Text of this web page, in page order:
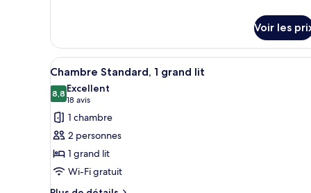
très
grand
lit
(Mobility,
Accessible
Tub)
de
chambre
Chambre
1
très
grand
lit
(Mobility,
Accessible
Tub)
Voir les
Afficher
toutes
les
photos
pour
ce
type
de
Une chambre d’hôtel
4
Chambre Standard, 1 grand lit
8,88,8 sur 10
Excellent
18 avis
(18 avis)
1 chambre
2 personnes
1 grand lit
Wi-Fi gratuit